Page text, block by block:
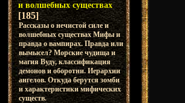
и волшебных существах
[185]
Рассказы о нечистой силе и
волшебных существах Мифы и
правда о вампирах. Правда или
вымысел? Морские чудища и
магия Вуду, классификация
демонов и оборотни. Иерархии
ангелов. Откуда берутся зомби
и характеристики мифических
существ.